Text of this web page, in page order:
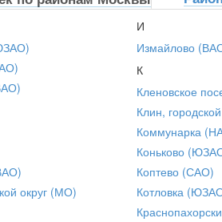
округ (МО)
И
Измайлово
К
Кленовское
Клин,
Коммунарка
Коньково
Коптево (САО)
Котловка